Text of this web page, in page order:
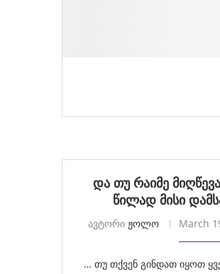
და თუ რაიმე
წილად მისი
ავტორი ჟოლო March
… თუ თქვენ გინდათ იყოთ